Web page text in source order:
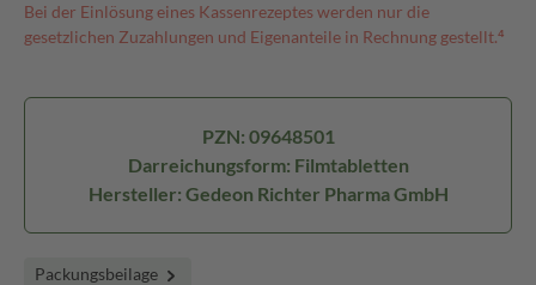
Bei der Einlösung eines Kassenrezeptes werden nur die
gesetzlichen Zuzahlungen und Eigenanteile in Rechnung gestellt.⁴
PZN: 09648501
Darreichungsform: Filmtabletten
Hersteller: Gedeon Richter Pharma GmbH
Packungsbeilage